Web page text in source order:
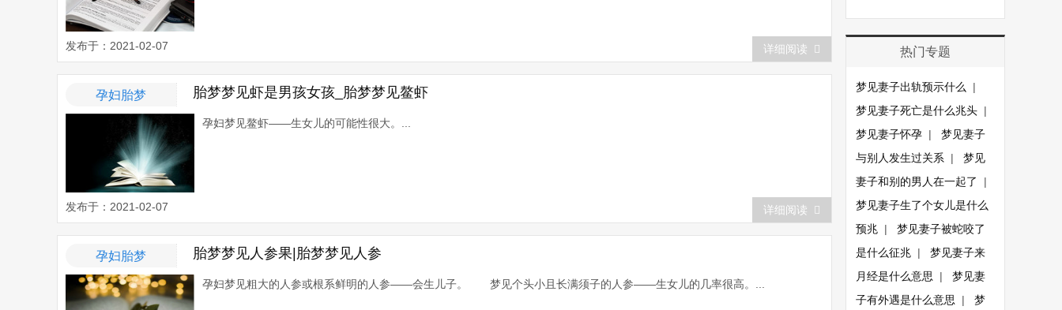
发布于：2021-02-07 详细阅读
孕妇胎梦 胎梦梦见虾是男孩女孩_胎梦梦见鳌虾
孕妇梦见鳌虾——生女儿的可能性很大。...
发布于：2021-02-07 详细阅读
孕妇胎梦 胎梦梦见人参果|胎梦梦见人参
孕妇梦见粗大的人参或根系鲜明的人参——会生儿子。 梦见个头小且长满须子的人参——生女儿的几率很高。...
热门专题
梦见妻子出轨预示什么
|
梦见妻子死亡是什么兆头 |
梦见妻子怀孕 | 梦见妻子
与别人发生过关系 | 梦见
妻子和别的男人在一起了
|
梦见妻子生了个女儿是什么
预兆 | 梦见妻子被蛇咬了
是什么征兆 | 梦见妻子来
月经是什么意思 | 梦见妻
子有外遇是什么意思 | 梦